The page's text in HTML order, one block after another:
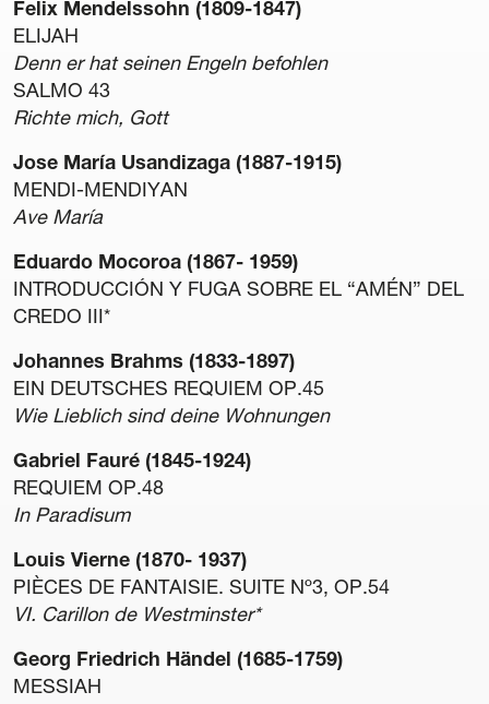
Gardentasuna
Hizkuntza Politika
Pribatutasun politika
Cookie politika
Sarrerak erosteko baldintza orokorrak
Felix Mendelssohn (1809-1847)
ELIJAH
Denn er hat seinen Engeln befohlen
SALMO 43
Richte mich, Gott
Jose María Usandizaga (1887-1915)
MENDI-MENDIYAN
Ave María
Eduardo Mocoroa (1867- 1959)
INTRODUCCIÓN Y FUGA SOBRE EL “AMÉN” DEL
CREDO III*
Johannes Brahms (1833-1897)
EIN DEUTSCHES REQUIEM OP.45
Wie Lieblich sind deine Wohnungen
Gabriel Fauré (1845-1924)
REQUIEM OP.48
In Paradisum
Louis Vierne (1870- 1937)
PIÈCES DE FANTAISIE. SUITE Nº3, OP.54
VI. Carillon de Westminster*
Georg Friedrich Händel (1685-1759)
MESSIAH